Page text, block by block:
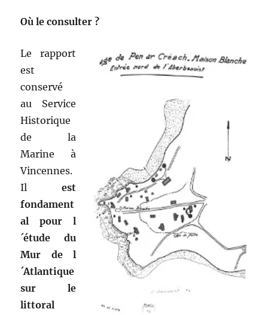
Où le consulter ?
Le rapport
est
conservé
au Service
Historique
de la
Marine à
Vincennes.
Il est
fondament
al pour l
´étude du
Mur de l
´Atlantique
sur le
littoral